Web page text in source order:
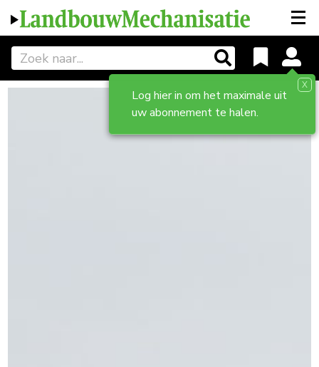
Log hier in om het maximale uit
uw abonnement te halen.
X